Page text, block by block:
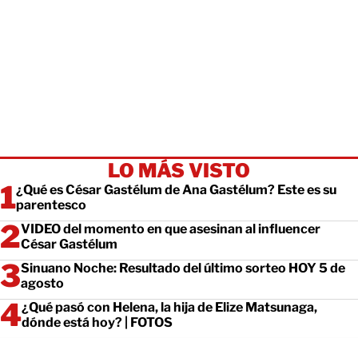
LO MÁS VISTO
¿Qué es César Gastélum de Ana Gastélum? Este es su
parentesco
VIDEO del momento en que asesinan al influencer
César Gastélum
Sinuano Noche: Resultado del último sorteo HOY 5 de
agosto
¿Qué pasó con Helena, la hija de Elize Matsunaga,
dónde está hoy? | FOTOS